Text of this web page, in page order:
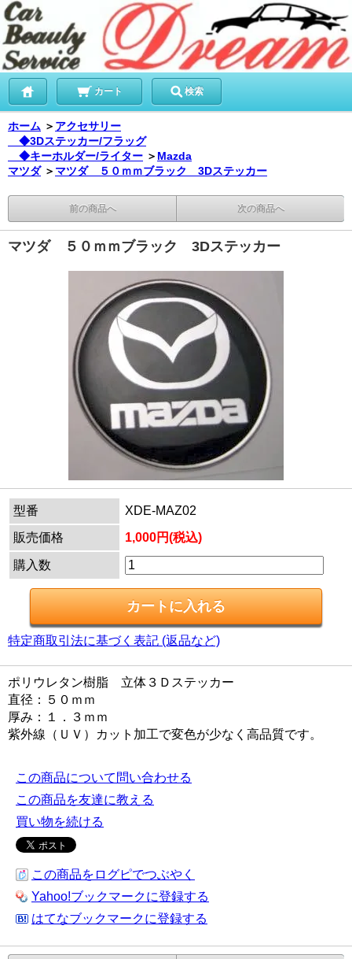
カート 検索
ホーム ＞ アクセサリー
◆3Dステッカー/フラッグ
◆キーホルダー/ライター ＞ Mazda
マツダ ＞ マツダ ５０ｍｍブラック 3Dステッカー
前の商品へ 次の商品へ
マツダ ５０ｍｍブラック 3Dステッカー
型番
XDE-MAZ02
販売価格
1,000円(税込)
購入数
特定商取引法に基づく表記 (返品など)
ポリウレタン樹脂 立体３Ｄステッカー
直径：５０ｍｍ
厚み：１．３ｍｍ
紫外線（ＵＶ）カット加工で変色が少なく高品質です。
この商品について問い合わせる
この商品を友達に教える
買い物を続ける
この商品をログピでつぶやく
Yahoo!ブックマークに登録する
はてなブックマークに登録する